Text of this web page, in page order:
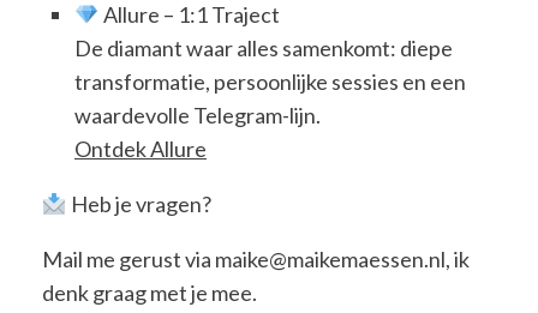
Allure – 1:1 Traject
De diamant waar alles samenkomt: diepe
transformatie, persoonlijke sessies en een
waardevolle Telegram-lijn.
Ontdek Allure
Heb je vragen?
Mail me gerust via maike@maikemaessen.nl, ik
denk graag met je mee.